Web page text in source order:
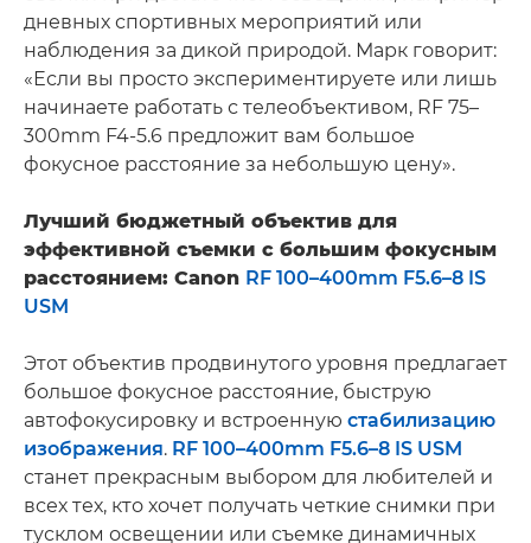
дневных спортивных мероприятий или
наблюдения за дикой природой. Марк говорит:
«Если вы просто экспериментируете или лишь
начинаете работать с телеобъективом, RF 75–
300mm F4-5.6 предложит вам большое
фокусное расстояние за небольшую цену».
Лучший бюджетный объектив для
эффективной съемки с большим фокусным
расстоянием: Canon RF 100–400mm F5.6–8 IS
USM
Этот объектив продвинутого уровня предлагает
большое фокусное расстояние, быструю
автофокусировку и встроенную стабилизацию
изображения. RF 100–400mm F5.6–8 IS USM
станет прекрасным выбором для любителей и
всех тех, кто хочет получать четкие снимки при
тусклом освещении или съемке динамичных